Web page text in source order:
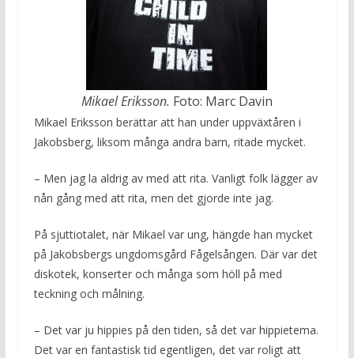
Mikael Eriksson. Foto: Marc Davin
Mikael Eriksson berättar att han under uppväxtåren i
Jakobsberg, liksom många andra barn, ritade mycket.
– Men jag la aldrig av med att rita. Vanligt folk lägger av
nån gång med att rita, men det gjorde inte jag.
På sjuttiotalet, när Mikael var ung, hängde han mycket
på Jakobsbergs ungdomsgård Fågelsången. Där var det
diskotek, konserter och många som höll på med
teckning och målning.
– Det var ju hippies på den tiden, så det var hippietema.
Det var en fantastisk tid egentligen, det var roligt att